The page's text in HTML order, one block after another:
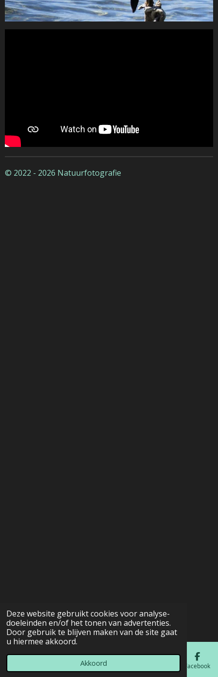
Deze website gebruikt cookies voor analyse-
doeleinden en/of het tonen van advertenties.
Door gebruik te blijven maken van de site gaat
u hiermee akkoord.
Akkoord
© 2022 - 2026 Natuurfotografie
Telefoonnummer Facebook